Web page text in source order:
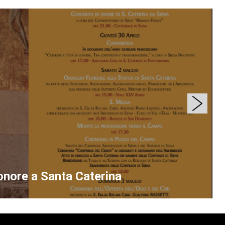
a Santa Caterina